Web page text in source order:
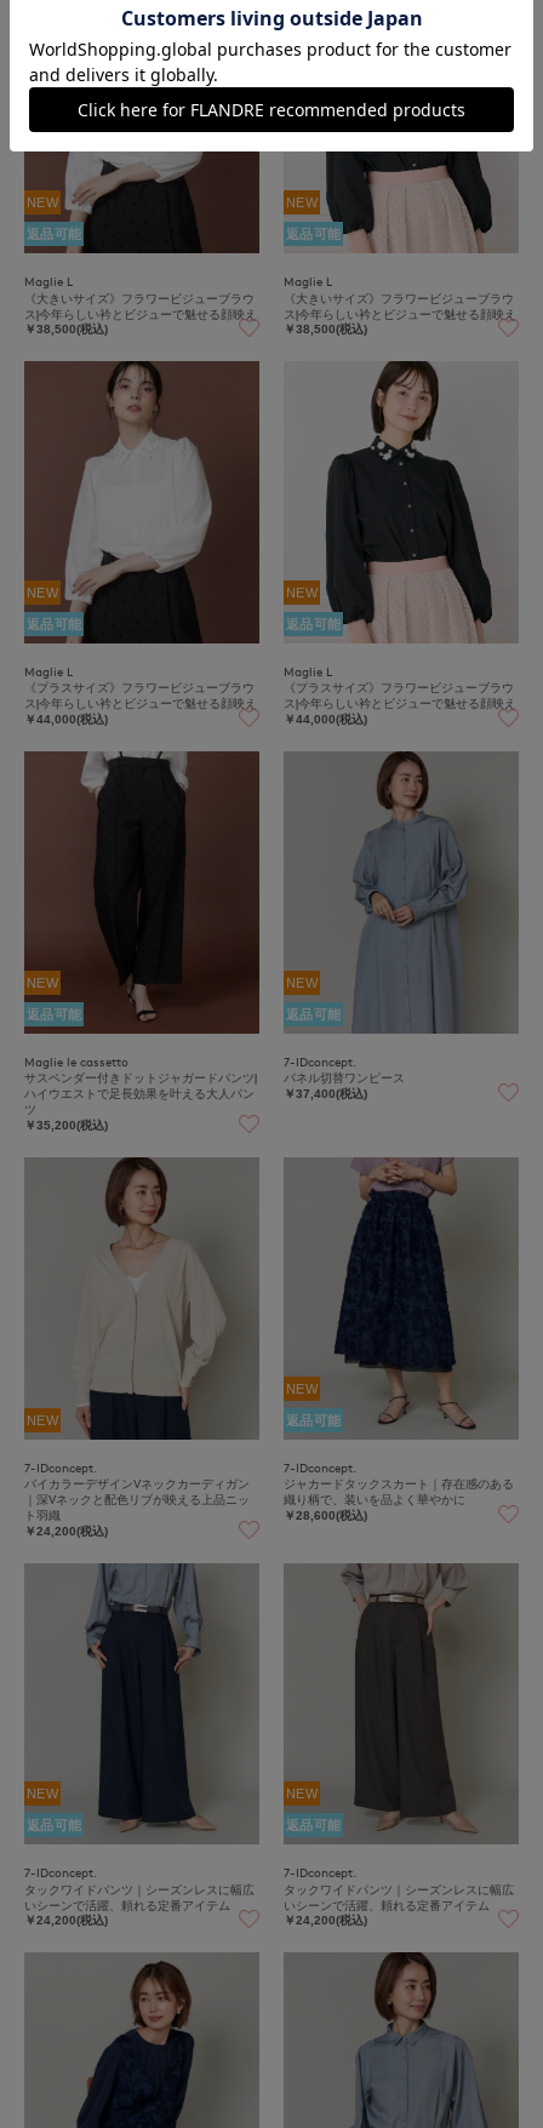
NEW
返品可能
Maglie L
《大きいサイズ》フラワービジューブラウ
ス|今年らしい衿とビジューで魅せる顔映え
￥38,500(税込)
NEW
返品可能
Maglie L
《大きいサイズ》フラワービジューブラウ
ス|今年らしい衿とビジューで魅せる顔映え
￥38,500(税込)
NEW
返品可能
Maglie L
《プラスサイズ》フラワービジューブラウ
ス|今年らしい衿とビジューで魅せる顔映え
￥44,000(税込)
NEW
返品可能
Maglie L
《プラスサイズ》フラワービジューブラウ
ス|今年らしい衿とビジューで魅せる顔映え
￥44,000(税込)
NEW
返品可能
Maglie le cassetto
サスペンダー付きドットジャガードパンツ|
ハイウエストで足長効果を叶える大人パン
ツ
￥35,200(税込)
NEW
返品可能
7-IDconcept.
パネル切替ワンピース
￥37,400(税込)
NEW
7-IDconcept.
バイカラーデザインVネックカーディガン
｜深Vネックと配色リブが映える上品ニッ
ト羽織
￥24,200(税込)
NEW
返品可能
7-IDconcept.
ジャカードタックスカート｜存在感のある
織り柄で、装いを品よく華やかに
￥28,600(税込)
NEW
返品可能
7-IDconcept.
タックワイドパンツ｜シーズンレスに幅広
いシーンで活躍、頼れる定番アイテム
￥24,200(税込)
NEW
返品可能
7-IDconcept.
タックワイドパンツ｜シーズンレスに幅広
いシーンで活躍、頼れる定番アイテム
￥24,200(税込)